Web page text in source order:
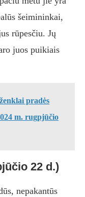
šeimininkai,
rūpesčiu. Jų
juos puikiais
pradės
m. rugpjūčio
22 d.)
nepakantūs